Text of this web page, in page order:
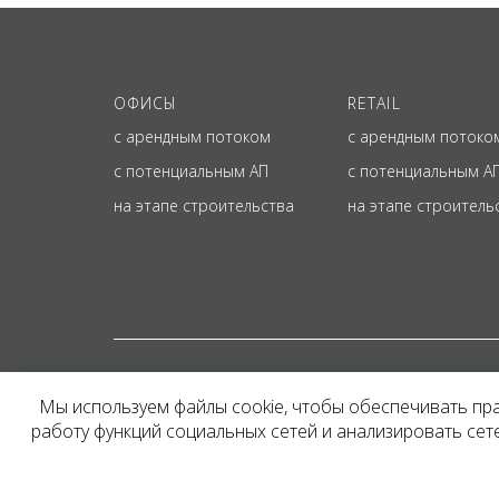
ОФИСЫ
с арендным потоком
с потенциальным АП
на этапе строительства
RETAIL
с арендным
с потенциальным
на этапе
Представленная на
и не является
Мы используем файлы cookie, чтобы обеспечивать
работу функций социальных сетей и анализировать